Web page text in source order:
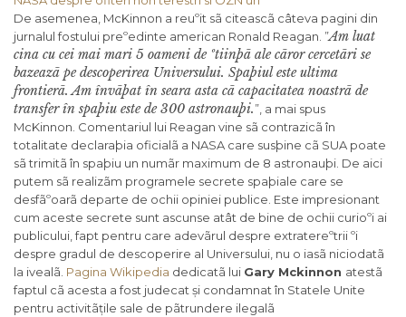
De asemenea, McKinnon a reuºit sã citeascã câteva pagini din
jurnalul fostului preºedinte american Ronald Reagan. ”Am luat
cina cu cei mai mari 5 oameni de ºtiinþã ale cãror cercetãri se
bazeazã pe descoperirea Universului. Spaþiul este ultima
frontierã. Am învãþat în seara asta cã capacitatea noastrã de
transfer în spaþiu este de 300 astronauþi.”, a mai spus
McKinnon. Comentariul lui Reagan vine sã contrazicã în
totalitate declaraþia oficialã a NASA care susþine cã SUA poate
sã trimitã în spaþiu un numãr maximum de 8 astronauþi. De aici
putem sã realizãm programele secrete spaþiale care se
desfãºoarã departe de ochii opiniei publice. Este impresionant
cum aceste secrete sunt ascunse atât de bine de ochii curioºi ai
publicului, fapt pentru care adevãrul despre extratereºtrii ºi
despre gradul de descoperire al Universului, nu o iasã niciodatã
la ivealã. Pagina Wikipedia dedicatã lui Gary Mckinnon atestã
faptul cã acesta a fost judecat și condamnat în Statele Unite
pentru activitãțile sale de pãtrundere ilegalã